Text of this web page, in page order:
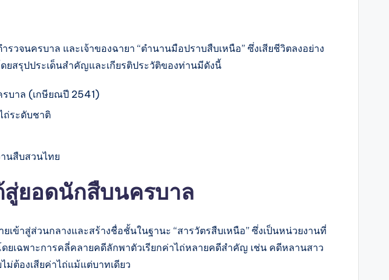
วจนครบาล และเจ้าของฉายา “ตำนานมือปราบสืบเหนือ” ซึ่งเสียชีวิตลงอย่าง
สรุปประเด็นสำคัญและเกียรติประวัติของท่านมีดังนี้
รบาล (เกษียณปี 2541)
ถ่ระดับชาติ
นสืบสวนไทย
สู่ยอดนักสืบนครบาล
ข้าสู่ส่วนกลางและสร้างชื่อชั้นในฐานะ “สารวัตรสืบเหนือ” ซึ่งเป็นหน่วยงานที่
เฉพาะการคลี่คลายคดีลักพาตัวเรียกค่าไถ่หลายคดีสำคัญ เช่น คดีหลานสาว
ต้องเสียค่าไถ่แม้แต่บาทเดียว